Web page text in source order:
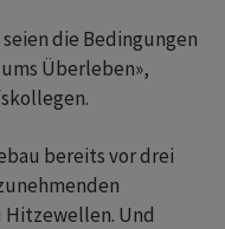
die Bedingungen
Überleben»,
bereits vor drei
Und